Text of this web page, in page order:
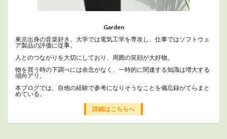
Garden
東京出身の音楽好き。大学では電気工学を専攻し、仕事ではソフトウェ
ア製品の評価に従事。
人とのつながりを大切にしており、周囲の笑顔が大好物。
物を買う時の下調べには余念がなく、一時的に関連する知識は増大する
傾向アリ。
本ブログでは、自他の経験で参考になりそうなことを備忘録がてらまと
めている。
詳細はこちらへ